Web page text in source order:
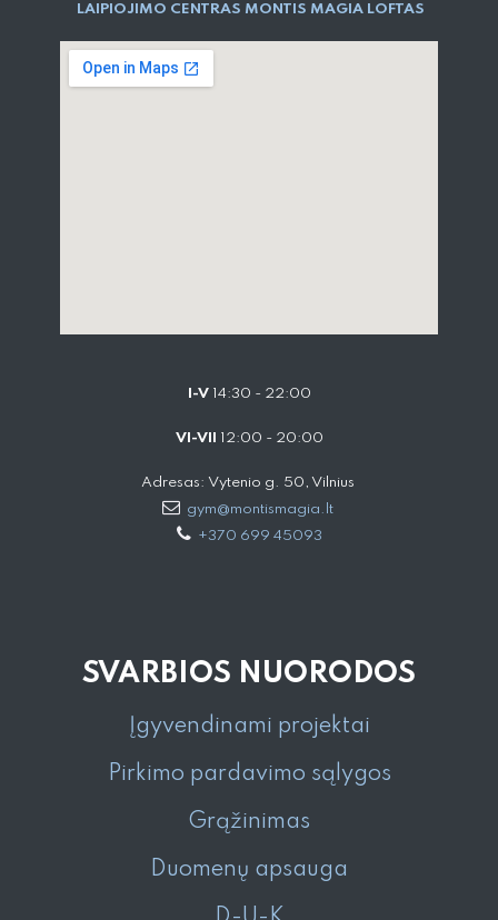
LAIPIOJIMO CENTRAS MONTIS MAGIA LOFTAS
I-V14:30 - 22:00
VI-VII 12:00 - 20:00
Adresas: Vytenio g. 50, Vilnius
gym@montismagia.lt
+370 699 45093
SVARBIOS NUORODOS
Įgyvendinami projektai
Pirkimo pardavimo sąlygos
Grąžinimas
Duomenų apsauga